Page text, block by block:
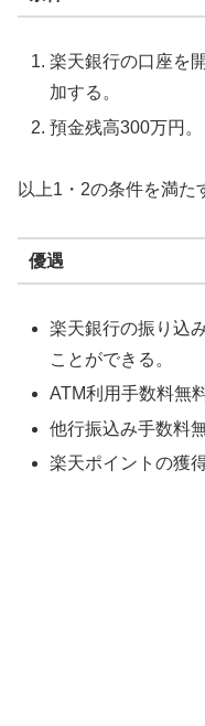
楽天銀行の口座を
加する。
預金残高300万円
以上1・2の条件を満た
優遇
楽天銀行の振り込
ことができる。
ATM利用手数料無
他行振込み手数料
楽天ポイントの獲